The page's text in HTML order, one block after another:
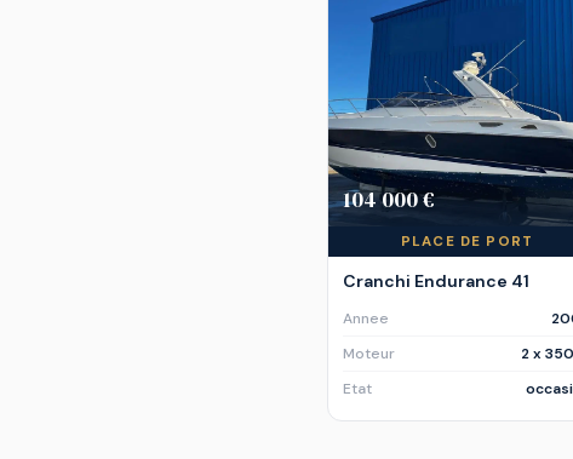
104 000 €
PLACE DE PORT
Cranchi Endurance 41
Annee
Moteur
2 x
Etat